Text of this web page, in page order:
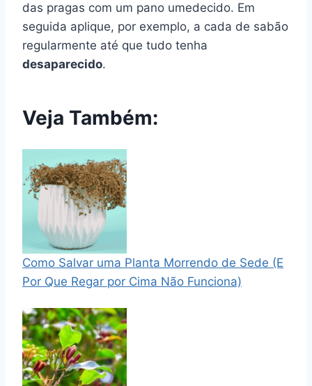
das pragas com um pano umedecido. Em
seguida aplique, por exemplo, a cada de sabão
regularmente até que tudo tenha
desaparecido.
Veja Também:
Como Salvar uma Planta Morrendo de Sede (E
Por Que Regar por Cima Não Funciona)